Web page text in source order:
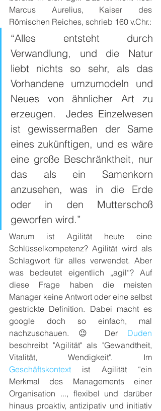
Marcus Aurelius, Kaiser des
Römischen Reiches, schrieb 160 v.Chr.:
“Alles entsteht durch
Verwandlung, und die Natur
liebt nichts so sehr, als das
Vorhandene umzumodeln und
Neues von ähnlicher Art zu
erzeugen.  Jedes Einzelwesen
ist gewissermaßen der Same
eines zukünftigen, und es wäre
eine große Beschränktheit, nur
das als ein Samenkorn
anzusehen, was in die Erde
oder in den Mutterschoß
geworfen wird.”
Warum ist Agilität heute eine
Schlüsselkompetenz? Agilität wird als
Schlagwort für alles verwendet. Aber
was bedeutet eigentlich „agil“? Auf
diese Frage haben die meisten
Manager keine Antwort oder eine selbst
gestrickte Definition. Dabei macht es
google doch so einfach, mal
nachzuschauen. 😉 Der Duden
beschreibt "Agilität" als "Gewandtheit,
Geschäftskontext ist Agilität “ein
Merkmal des Managements einer
Organisation ..., flexibel und darüber
hinaus proaktiv, antizipativ und initiativ